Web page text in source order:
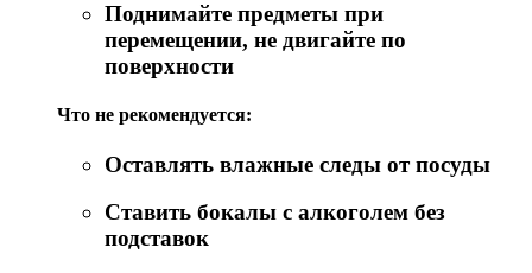
Поднимайте предметы при
перемещении, не двигайте по
поверхности
Что не рекомендуется:
Оставлять влажные следы от посуды
Ставить бокалы с алкоголем без
подставок